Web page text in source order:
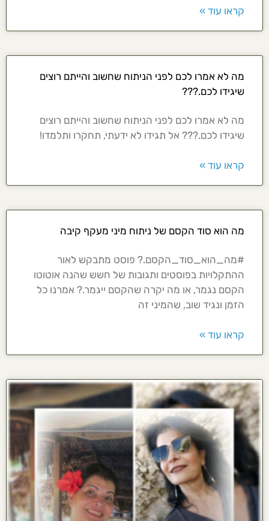
קראו עוד »
מה לא אמרו לכם לפני הניתוח שחשוב והייתם רוצים
שיגידו לכם.???
מה לא אמרו לכם לפני הניתוח שחשוב והייתם רוצים
שיגידו לכם.??? אל תגידו לא ידעתי, תחקרו ותלמדו!
קראו עוד »
מה הוא סוד הקסם של ניתוח מיני מעקף קיבה
#מה_הוא_סוד_הקסם.? פוסט מתבקש לאור
ההתקלויות בפוסטים ותגובות של חשש שהנה אוטוטו
הקסם נגמר, או מה יקרה שהקסם ייגמר.? אמרנו כל
הזמן ונגיד שוב, שהמיני זה
קראו עוד »